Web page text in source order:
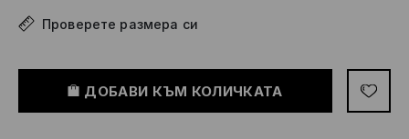
Проверете размера си
ДОБАВИ КЪМ КОЛИЧКАТА